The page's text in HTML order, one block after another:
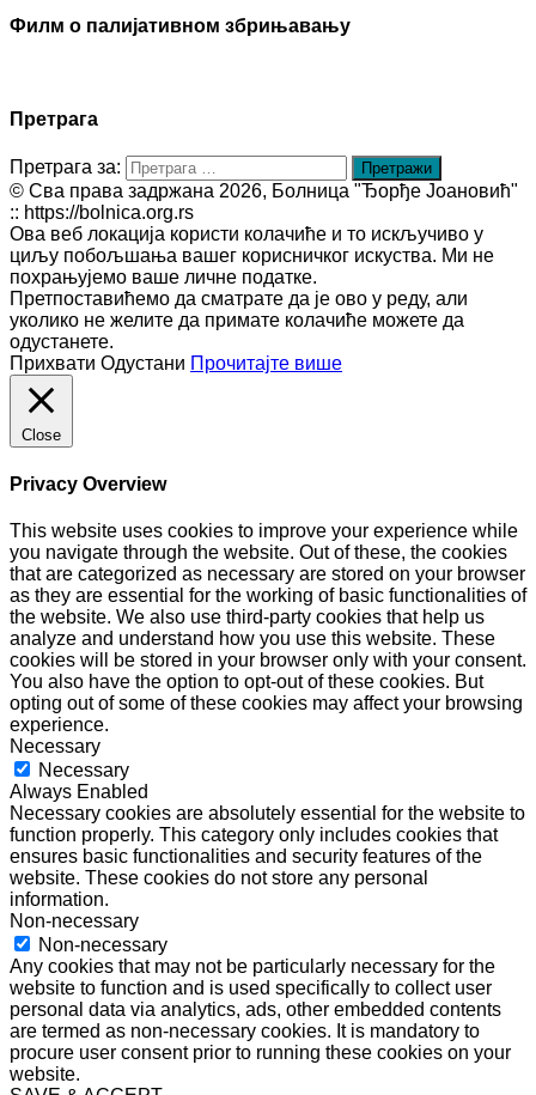
Филм о палијативном збрињавању
Претрага
Претрага за:
© Сва права задржана 2026, Болница "Ђорђе Јоановић"
:: https://bolnica.org.rs
Ова веб локација користи колачиће и то искључиво у
циљу побољшања вашег корисничког искуства. Ми не
похрањујемо ваше личне податке.
Претпоставићемо да сматрате да је ово у реду, али
уколико не желите да примате колачиће можете да
одустанете.
Прихвати Одустани Прочитајте више
Close
Privacy Overview
This website uses cookies to improve your experience while
you navigate through the website. Out of these, the cookies
that are categorized as necessary are stored on your browser
as they are essential for the working of basic functionalities of
the website. We also use third-party cookies that help us
analyze and understand how you use this website. These
cookies will be stored in your browser only with your consent.
You also have the option to opt-out of these cookies. But
opting out of some of these cookies may affect your browsing
experience.
Necessary
Necessary
Always Enabled
Necessary cookies are absolutely essential for the website to
function properly. This category only includes cookies that
ensures basic functionalities and security features of the
website. These cookies do not store any personal
information.
Non-necessary
Non-necessary
Any cookies that may not be particularly necessary for the
website to function and is used specifically to collect user
personal data via analytics, ads, other embedded contents
are termed as non-necessary cookies. It is mandatory to
procure user consent prior to running these cookies on your
website.